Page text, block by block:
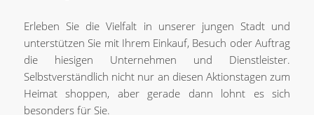
Erleben Sie die Vielfalt in unserer jungen Stadt und
unterstützen Sie mit Ihrem Einkauf, Besuch oder Auftrag
die hiesigen Unternehmen und Dienstleister.
Selbstverständlich nicht nur an diesen Aktionstagen zum
Heimat shoppen, aber gerade dann lohnt es sich
besonders für Sie.